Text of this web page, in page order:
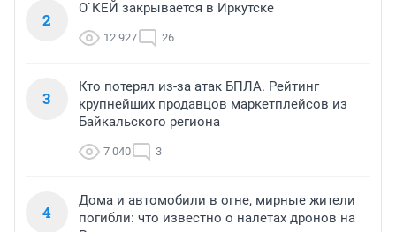
2
О`КЕЙ закрывается в Иркутске
12 927 26
3
Кто потерял из-за атак БПЛА. Рейтинг
крупнейших продавцов маркетплейсов из
Байкальского региона
7 040 3
4
Дома и автомобили в огне, мирные жители
погибли: что известно о налетах дронов на